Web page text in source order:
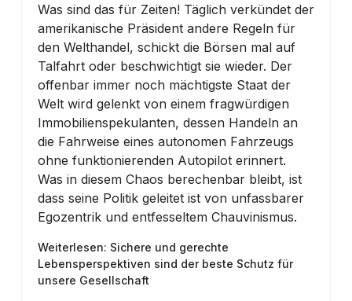
Was sind das für Zeiten! Täglich verkündet der
amerikanische Präsident andere Regeln für
den Welthandel, schickt die Börsen mal auf
Talfahrt oder beschwichtigt sie wieder. Der
offenbar immer noch mächtigste Staat der
Welt wird gelenkt von einem fragwürdigen
Immobilienspekulanten, dessen Handeln an
die Fahrweise eines autonomen Fahrzeugs
ohne funktionierenden Autopilot erinnert.
Was in diesem Chaos berechenbar bleibt, ist
dass seine Politik geleitet ist von unfassbarer
Egozentrik und entfesseltem Chauvinismus.
Weiterlesen: Sichere und gerechte
Lebensperspektiven sind der beste Schutz für
unsere Gesellschaft